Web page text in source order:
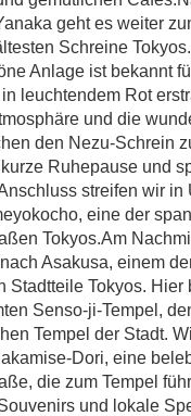
geht es weiter
Schreine
Anlage ist bekannt
leuchtendem Rot
und die
den Nezu-Schrein
Ruhepause und
streifen wir in
eine der
Tokyos.Am
Asakusa, einem
Stadtteile Tokyos. Hier
Senso-ji-Tempel,
Tempel der Stadt.
Dori, eine
die zum Tempel
und lokale